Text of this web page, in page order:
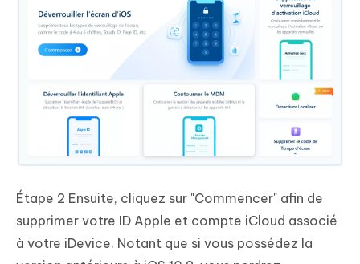
Étape 2 Ensuite, cliquez sur "Commencer" afin de
supprimer votre ID Apple et compte iCloud associé
à votre iDevice. Notant que si vous possédez la